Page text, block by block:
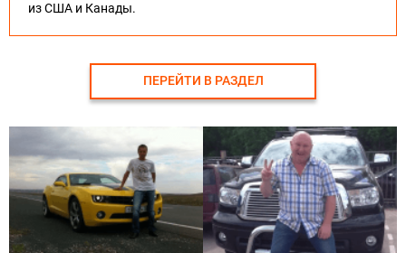
из США и Канады.
ПЕРЕЙТИ В РАЗДЕЛ